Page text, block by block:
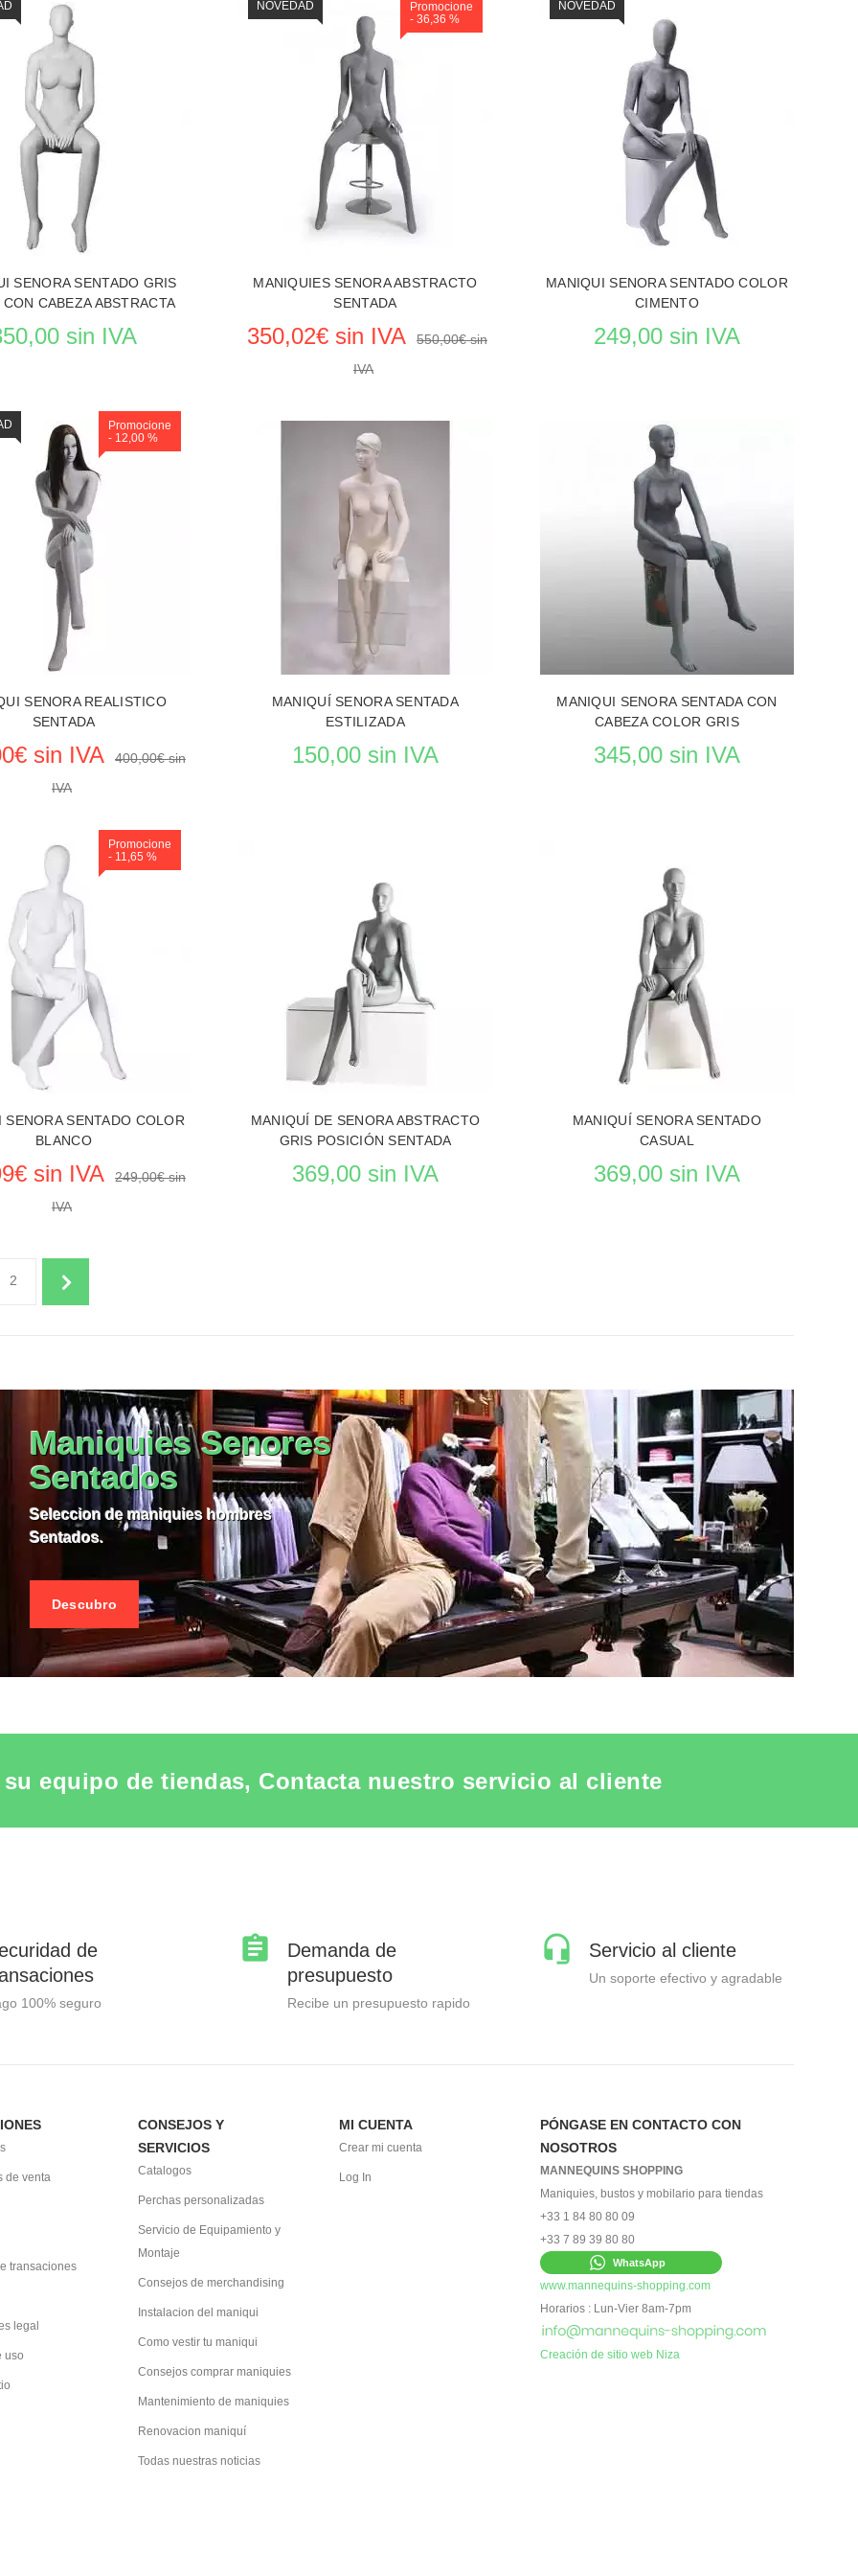
SENORA SENTADO GRIS
CABEZA ABSTRACTA
sin IVA
PRODUCTO MANIQUIES
Promocione
- 36,36 %
NOVEDAD
MANIQUIES SENORA ABSTRACTO
SENTADA
350,02€ sin IVA
550,00€ sin
IVA
VER EL PRODUCTO MANIQUIES
NOVEDAD
MANIQUI SENORA SENTADO COLOR
CIMENTO
249,00 sin IVA
VER EL PRODUCTO MANIQUIES
Promocione
- 12,00 %
SENORA REALISTICO
SENTADA
sin IVA
400,00€ sin
IVA
PRODUCTO MANIQUIES
MANIQUÍ SENORA SENTADA
ESTILIZADA
150,00 sin IVA
VER EL PRODUCTO MANIQUIES
MANIQUI SENORA SENTADA CON
CABEZA COLOR GRIS
345,00 sin IVA
VER EL PRODUCTO MANIQUIES
Promocione
- 11,65 %
SENORA SENTADO COLOR
BLANCO
sin IVA
249,00€ sin
IVA
PRODUCTO MANIQUIES
MANIQUÍ DE SENORA ABSTRACTO
GRIS POSICIÓN SENTADA
369,00 sin IVA
MANIQUÍ SENORA SENTADO
CASUAL
369,00 sin IVA
2
Maniquies Senores
Sentados
Seleccion de maniquies hombres
Sentados.
Descubro
equipo de tiendas, Contacta nuestro servicio al cliente
de
100% seguro
Demanda de
presupuesto
Recibe un presupuesto rapido
Servicio al cliente
Un soporte efectivo y agradable
de venta
transaciones
legal
uso
CONSEJOS Y
SERVICIOS
Catalogos
Perchas personalizadas
Servicio de Equipamiento y
Montaje
Consejos de merchandising
Instalacion del maniqui
Como vestir tu maniqui
Consejos comprar maniquies
Mantenimiento de maniquies
Renovacion maniquí
Todas nuestras noticias
MI CUENTA
Crear mi cuenta
Log In
PÓNGASE EN CONTACTO CON
NOSOTROS
MANNEQUINS SHOPPING
Maniquies, bustos y mobilario para tiendas
+33 1 84 80 80 09
+33 7 89 39 80 80
WhatsApp
www.mannequins-shopping.com
Horarios : Lun-Vier 8am-7pm
Creación de sitio web Niza